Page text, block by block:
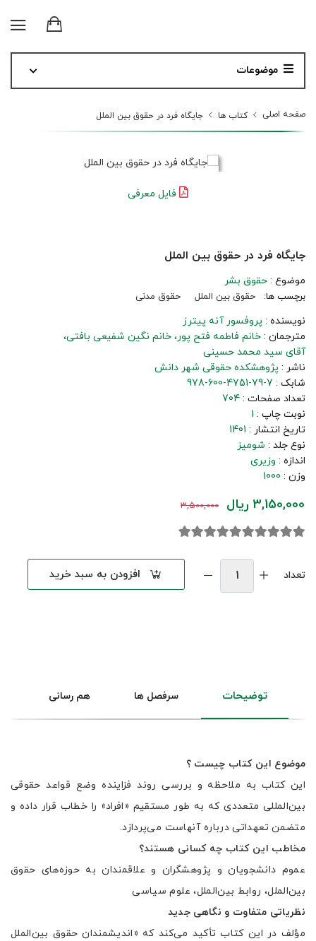
موضوعات
صفحه اصلی کتاب ها جایگاه فرد در حقوق بین الملل
فایل معرفی
جایگاه فرد در حقوق بین الملل
موضوع : حقوق بشر
برچسب ها: حقوق بین الملل حقوق مدنی
نویسنده : پروفسور آنه پیترز
مترجمان : خانم فاطمه فتح پور خانم نگین شفیعی بافتی
آقای سید محمد حسینی
ناشر : پژوهشکده حقوقی شهر دانش
شابک : 978-600-4751-79-7
تعداد صفحات : 704
نوبت چاپ : 1
تاریخ انتشار : 1401
نوع جلد : شومیز
اندازه : وزیری
وزن : 1000
3,150,000 ریال 3,500,000
تعداد افزودن به سبد خرید
توضیحات سرفصل ها هم رسانی
موضوع این کتاب چیست ؟
این کتاب به ملاحظه و بررسی روند فزاینده وضع قواعد حقوقی
بین‌المللی متعددی که به طور مستقیم «افراد» را خطاب قرار داده و
متضمن تعهداتی درباره آنهاست می‌پردازد.
مخاطب این کتاب چه کسانی هستند؟
عموم دانشجویان و پژوهشگران و علاقمندان به حوزه‌های حقوق
بین‌الملل، روابط بین‌الملل، علوم سیاسی
نظریاتی متفاوت و نگاهی جدید
مؤلف در این کتاب تأکید می‌کند که «اندیشمندان حقوق بین‌الملل